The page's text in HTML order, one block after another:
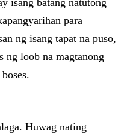
isang batang natutong
para
ng isang tapat na puso,
ng loob na magtanong
Huwag nating